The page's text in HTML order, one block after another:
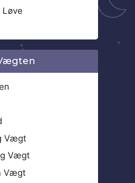
Løve
Vægt
Vægt
Vægt